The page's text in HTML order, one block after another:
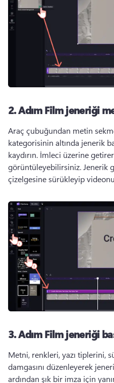
2. AdımFilm jeneriği
Araç çubuğundan metin
kategorisinin altında jenerik
kaydırın. İmleci üzerine
görüntüleyebilirsiniz. Jenerik
çizelgesine sürükleyip
3. AdımFilm jeneriği
Metni, renkleri, yazı tiplerini,
damgasını düzenleyerek
ardından şık bir imza için